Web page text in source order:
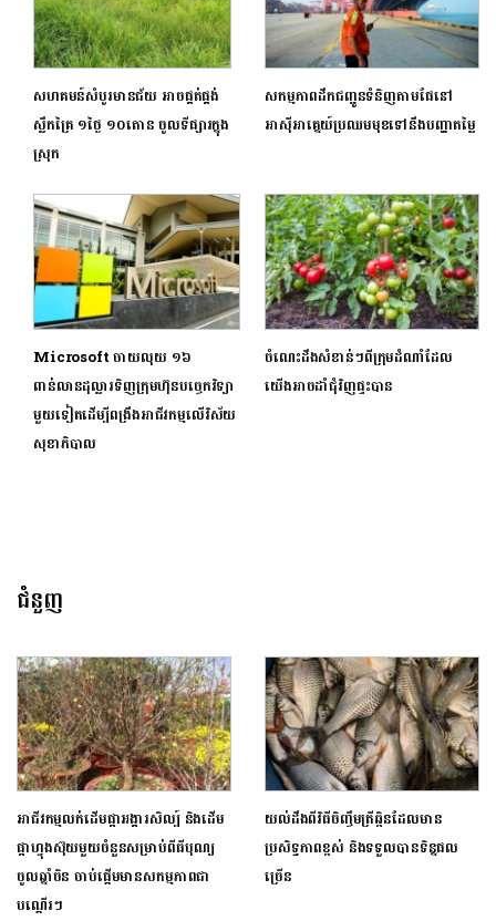
សហគមន៍សំបូរមានជ័យ អាចផ្គត់ផ្គង់
ស្លឹកគ្រៃ ១ថ្ងៃ ១០តោន ចូលទីផ្សារក្នុង
ស្រុក
សកម្មភាពដឹកជញ្ជូនទំនិញតាមផែនៅ
អាស៊ីអាគ្នេយ៍ប្រឈមមុខទៅនឹងបញ្ហាតម្លៃ
Microsoft ចាយលុយ ១៦
ពាន់លានដុល្លារទិញក្រុមហ៊ុនបច្ចេកវិទ្យា
មួយទៀតដើម្បីពង្រឹងអាជីវកម្មលើវិស័យ
សុខាភិបាល
ចំណេះដឹងសំខាន់ៗពីក្រុមដំណាំដែល
យើងអាចដាំជុំវិញផ្ទះបាន
ជំនួញ
អាជីវកម្មលក់ដើមផ្កាអង្គារសិល្ប៍ និងដើម
ផ្កាហ្វុងស៊ុយមួយចំនួនសម្រាប់ពីធីបុណ្យ
ចូលឆ្នាំចិន ចាប់ផ្តើមមានសកម្មភាពជា
បណ្តើរៗ
យល់ដឹងពីវិធីចិញ្ចឹមត្រីឆ្ពិនដែលមាន
ប្រសិទ្ធភាពខ្ពស់ និងទទួលបានទិន្នផល
ច្រើន